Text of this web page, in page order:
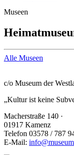
Museen
Alle Museen
c/o Museum der
„Kultur ist keine
Macherstraße 140 ·
01917 Kamenz
Telefon 03578 / 787
E-Mail: